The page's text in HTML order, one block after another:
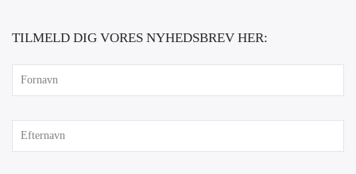
TILMELD DIG VORES NYHEDSBREV HER: